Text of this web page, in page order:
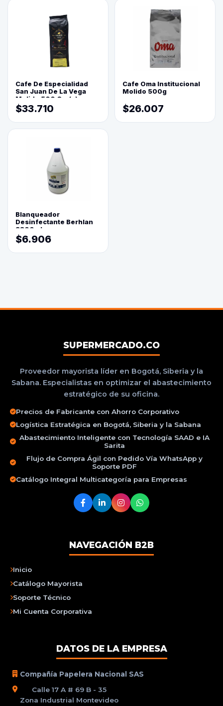
Cafe De Especialidad
San Juan De La Vega
Molido 500 Grs(=)
$33.710
Cafe Oma Institucional
Molido 500g
$26.007
Blanqueador
Desinfectante Berhlan
3800ml
$6.906
SUPERMERCADO.CO
Proveedor mayorista líder en Bogotá, Siberia y la
Sabana. Especialistas en optimizar el abastecimiento
estratégico de su oficina.
Precios de Fabricante con Ahorro Corporativo
Logística Estratégica en Bogotá, Siberia y la Sabana
Abastecimiento Inteligente con Tecnología SAAD e IA
Sarita
Flujo de Compra Ágil con Pedido Vía WhatsApp y
Soporte PDF
Catálogo Integral Multicategoría para Empresas
NAVEGACIÓN B2B
Inicio
Catálogo Mayorista
Soporte Técnico
Mi Cuenta Corporativa
DATOS DE LA EMPRESA
Compañía Papelera Nacional SAS
Calle 17 A # 69 B - 35
Zona Industrial Montevideo